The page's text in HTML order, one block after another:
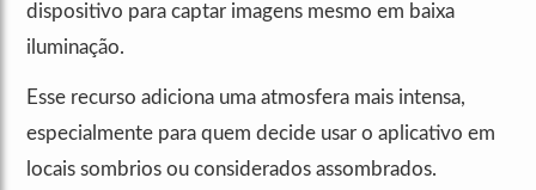
dispositivo para captar imagens mesmo em baixa
iluminação.
Esse recurso adiciona uma atmosfera mais intensa,
especialmente para quem decide usar o aplicativo em
locais sombrios ou considerados assombrados.